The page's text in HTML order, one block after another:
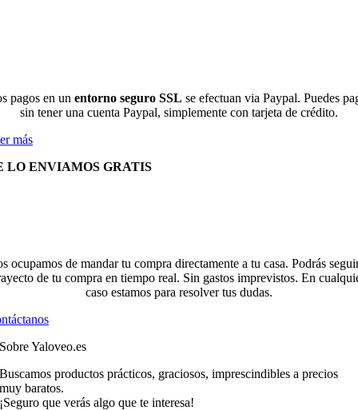
pagos en un entorno seguro SSL se efectuan via Paypal. Puedes
sin tener una cuenta Paypal, simplemente con tarjeta de crédito.
más
LO ENVIAMOS GRATIS
ocupamos de mandar tu compra directamente a tu casa. Podrás
de tu compra en tiempo real. Sin gastos imprevistos. En
caso estamos para resolver tus dudas.
Sobre Yaloveo.es
Buscamos productos prácticos, graciosos, imprescindibles a precios
muy baratos.
¡Seguro que verás algo que te interesa!